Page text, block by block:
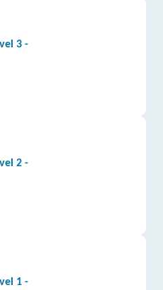
3 -
2 -
1 -